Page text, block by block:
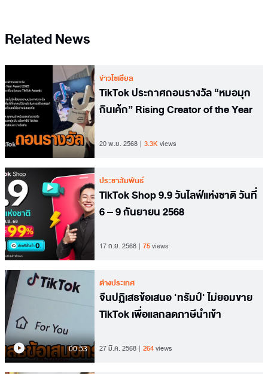
Related News
ข่าวโซเชียล
TikTok ประกาศถอนรางวัล “หมอมุก
กินเค้ก” Rising Creator of the Year
20 พ.ย. 2568 3.3Kviews
ประชาสัมพันธ์
TikTok Shop 9.9 วันไลฟ์แห่งชาติ วันที่
6 – 9 กันยายน 2568
17 ก.ย. 2568 75views
00.53
ต่างประเทศ
จีนปฏิเสธข้อเสนอ 'ทรัมป์' ไม่ยอมขาย
TikTok เพื่อแลกลดภาษีนำเข้า
27 มี.ค. 2568 264views